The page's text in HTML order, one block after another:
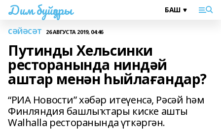
Дим буйҙары
СӘЙӘСӘТ 26 АВГУСТА 2019, 04:46
Путинды Хельсинки
ресторанында ниндәй
аштар менән һыйлағандар?
“РИА Новости” хәбәр итеүенсә, Рәсәй һәм
Финляндия башлыҡтары киске ашты
Walhalla ресторанында үткәргән.